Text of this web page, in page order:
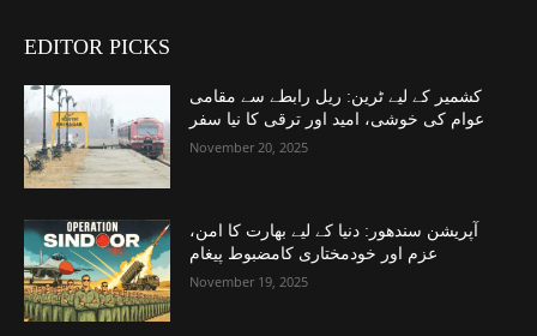
EDITOR PICKS
کشمیر کے لیے ٹرین: ریل رابطے سے مقامی
عوام کی خوشی، امید اور ترقی کا نیا سفر
November 20, 2025
آپریشن سندھور: دنیا کے لیے بھارت کا امن،
عزم اور خودمختاری کامضبوط پیغام
November 19, 2025